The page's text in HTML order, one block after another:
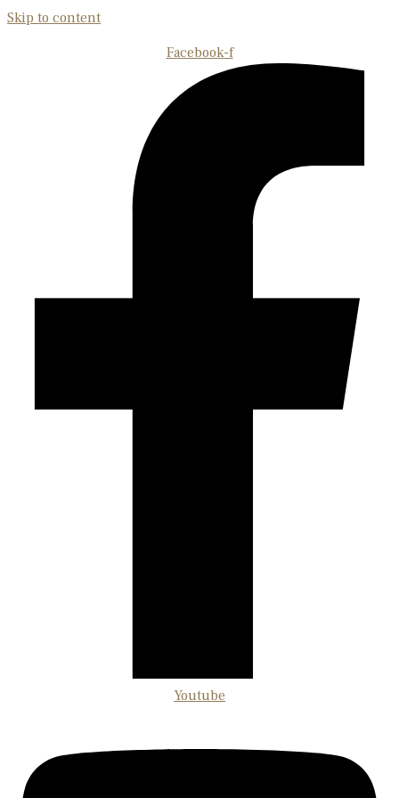
Skip to content
Facebook-f
Youtube